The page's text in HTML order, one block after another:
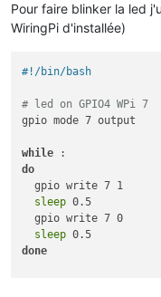
Pour faire blinker la led
WiringPi d'installée)
#!/bin/bash
# led on GPIO4 WPi 7
gpio mode 7 output
while
do
  gpio write 7 1
sleep 0.5
  gpio write 7 0
sleep
done